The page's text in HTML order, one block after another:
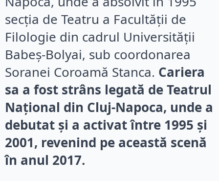
secția de Teatru a Facultății de
Filologie din cadrul Universității
Babeș-Bolyai, sub coordonarea
Soranei Coroamă Stanca. Cariera
sa a fost strâns legată de Teatrul
Național din Cluj-Napoca, unde a
debutat și a activat între 1995 și
2001, revenind pe această scenă
în anul 2017.